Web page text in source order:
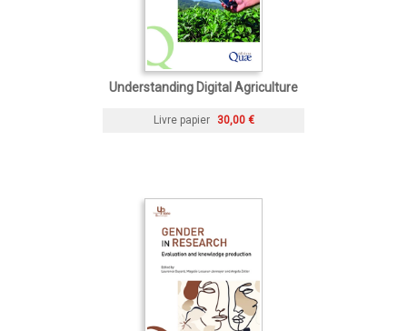
Understanding Digital Agriculture
Livre papier 30,00 €